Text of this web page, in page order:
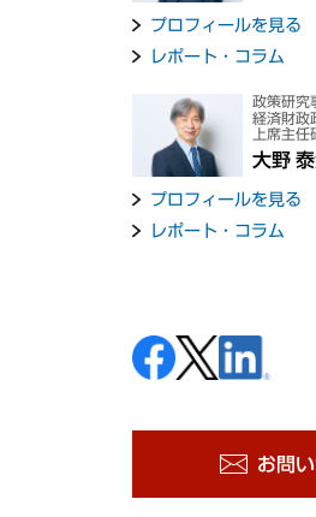
プロフィールを見る
レポート・コラム
政策研究
経済財
上席主任
大野
プロフィールを見る
レポート・コラム
お問